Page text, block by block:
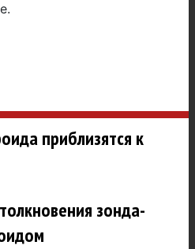
приблизятся к
зонда-